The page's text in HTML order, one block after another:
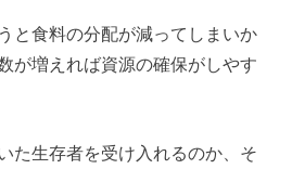
と食料の分配が減ってしまいか
が増えれば資源の確保がしやす
た生存者を受け入れるのか、そ